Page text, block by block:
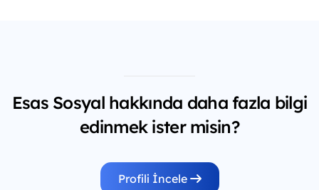
Esas Sosyal hakkında daha fazla bilgi
edinmek ister misin?
Profili İncele